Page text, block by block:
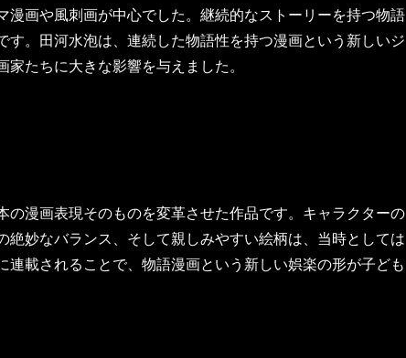
漫画や風刺画が中心でした。継続的なストーリーを持つ物語
。田河水泡は、連続した物語性を持つ漫画という新しいジ
たちに大きな影響を与えました。
の漫画表現そのものを変革させた作品です。キャラクターの
絶妙なバランス、そして親しみやすい絵柄は、当時としては
載されることで、物語漫画という新しい娯楽の形が子ども